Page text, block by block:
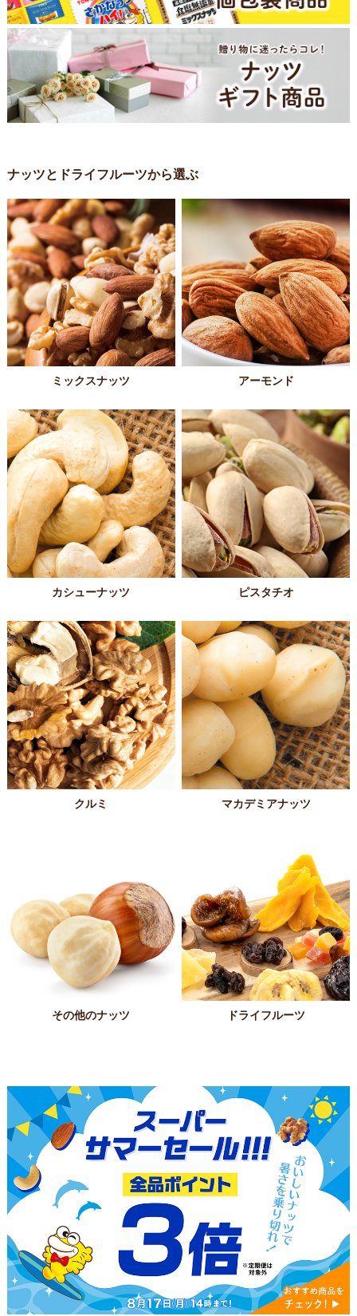
ナッツとドライフルーツから選ぶ
ミックスナッツ アーモンド
カシューナッツ ピスタチオ
クルミ マカデミアナッツ
その他のナッツ ドライフルーツ